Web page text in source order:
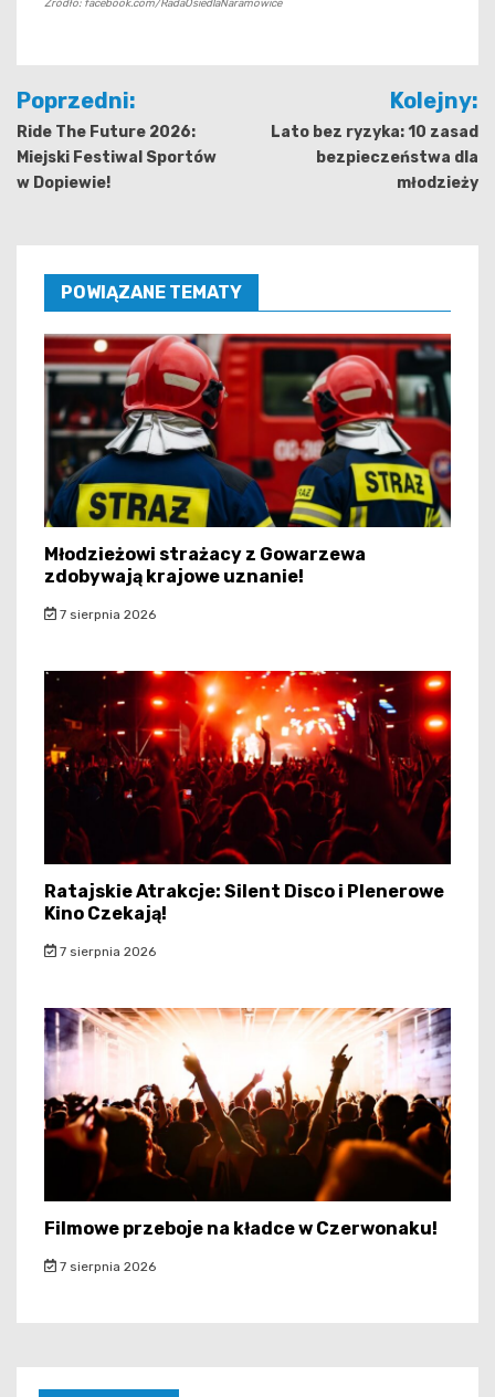
Źródło: facebook.com/RadaOsiedlaNaramowice
Nawigacja
wpisu
Poprzedni:
Ride The Future 2026:
Miejski Festiwal Sportów
w Dopiewie!
Kolejny:
Lato bez ryzyka: 10 zasad
bezpieczeństwa dla
młodzieży
POWIĄZANE TEMATY
Młodzieżowi strażacy z Gowarzewa
zdobywają krajowe uznanie!
7 sierpnia 2026
Ratajskie Atrakcje: Silent Disco i Plenerowe
Kino Czekają!
7 sierpnia 2026
Filmowe przeboje na kładce w Czerwonaku!
7 sierpnia 2026